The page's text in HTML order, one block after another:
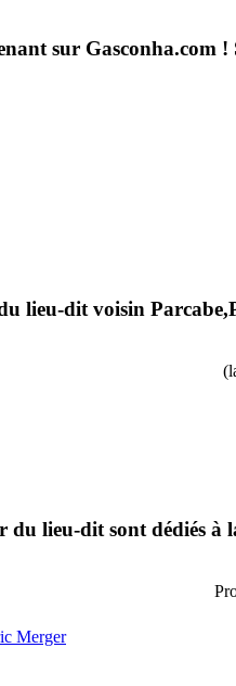
sur Gasconha.com
lieu-dit voisin
du lieu-dit sont dédiés à
Merger